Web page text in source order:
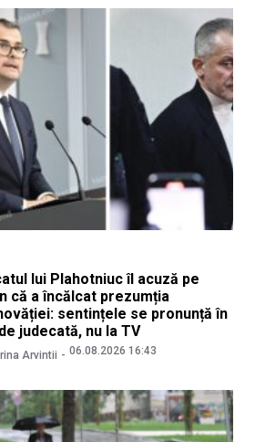
lui Plahotniuc îl acuză pe
că a încălcat prezumția
sentințele se pronunță în
judecată, nu la TV
Arvintii 06.08.2026 16:43